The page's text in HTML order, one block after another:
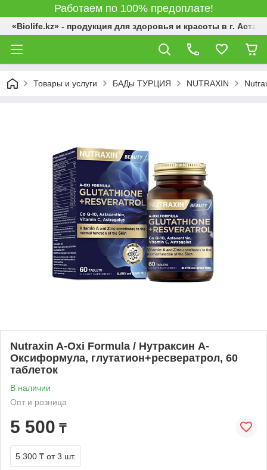
Работаем по 100% предоплате!
«Biolife.kz» - продукция для здоровья и красоты в г. Астана
Товары и услуги БАДы ТУРЦИЯ NUTRAXIN
Nutraxin A-Oxi Formula / Нутраксин А-
Оксиформула, глутатион+ресвератрол, 60
таблеток
В наличии
Опт и розница
5 500 ₸
5 300 ₸ от 3 шт.